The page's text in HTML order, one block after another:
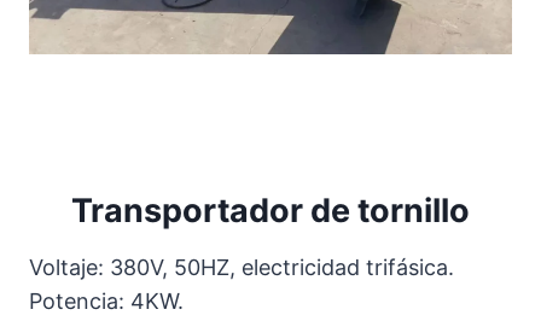
Transportador de tornillo
Voltaje: 380V, 50HZ, electricidad trifásica.
Potencia: 4KW.